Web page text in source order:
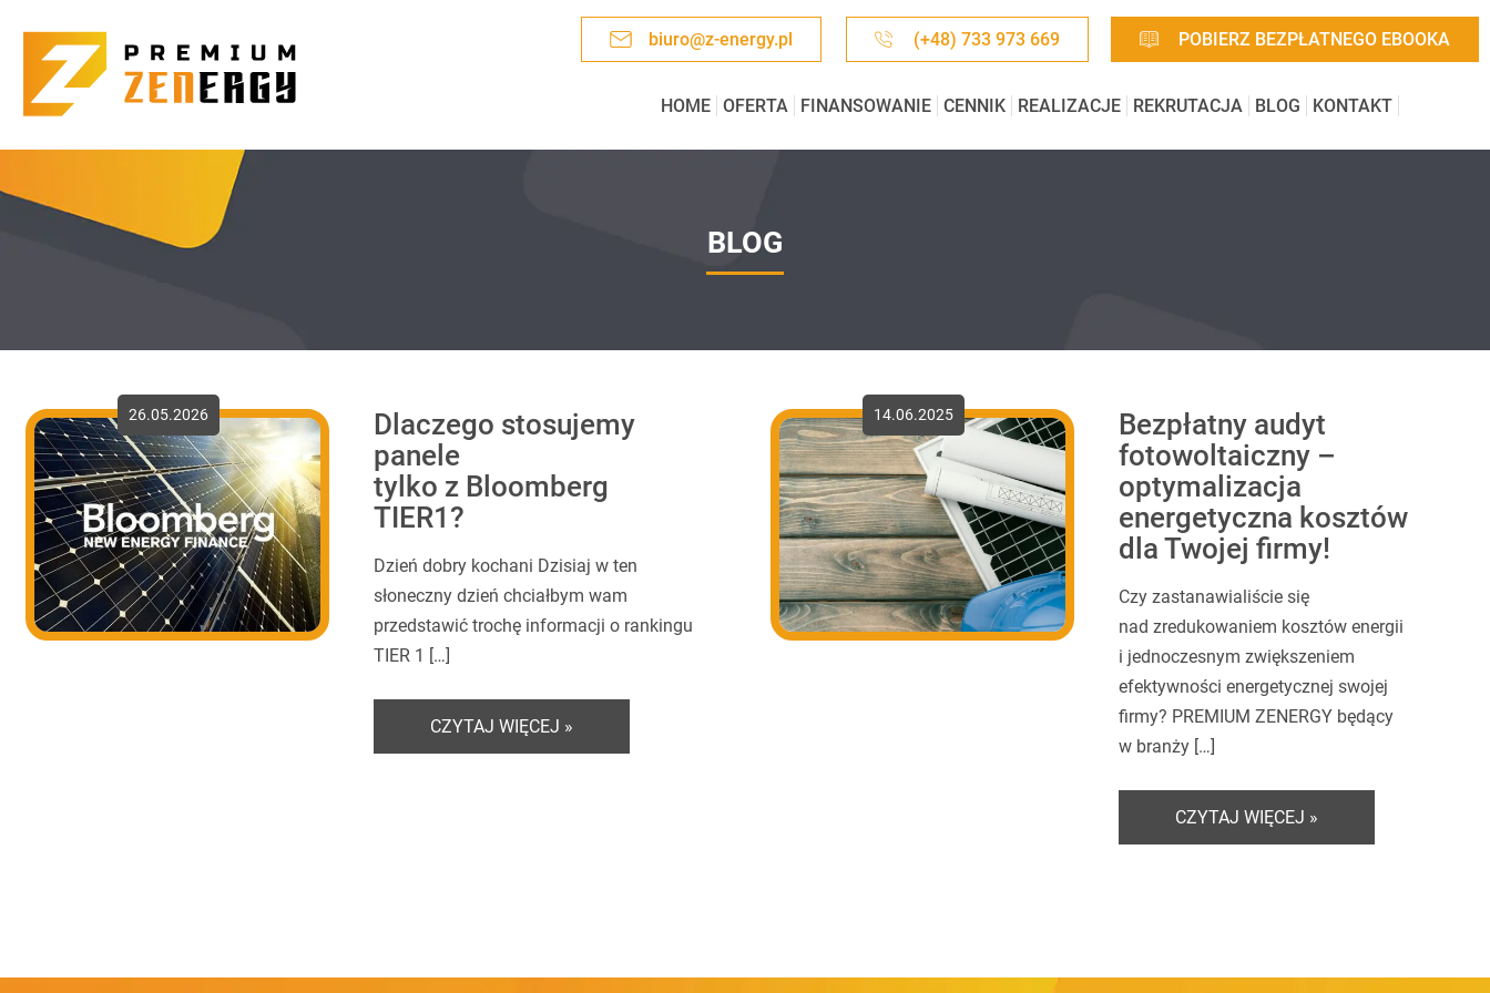
biuro@z-energy.pl (+48) 733 973 669 POBIERZ BEZPŁATNEGO EBOOKA
HOME OFERTA FINANSOWANIE CENNIK REALIZACJE REKRUTACJA BLOG KONTAKT
BLOG
26.05.2026
Dlaczego stosujemy
panele
tylko z Bloomberg
TIER1?
Dzień dobry kochani Dzisiaj w ten
słoneczny dzień chciałbym wam
przedstawić trochę informacji o rankingu
TIER 1 […]
CZYTAJ WIĘCEJ »
14.06.2025
Bezpłatny audyt
fotowoltaiczny –
optymalizacja
energetyczna kosztów
dla Twojej firmy!
Czy zastanawialiście się
nad zredukowaniem kosztów energii
i jednoczesnym zwiększeniem
efektywności energetycznej swojej
firmy? PREMIUM ZENERGY będący
w branży […]
CZYTAJ WIĘCEJ »